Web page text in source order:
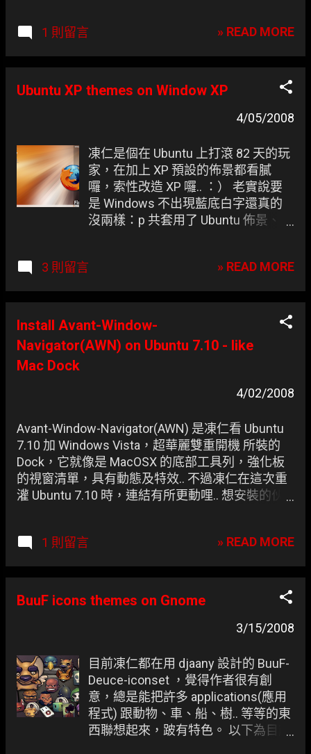
1 則留言
» READ MORE
Ubuntu XP themes on Window XP
4/05/2008
凍仁是個在 Ubuntu 上打滾 82 天的玩
家，在加上 XP 預設的佈景都看膩
囉，索性改造 XP 囉.. ：） 老實說要
是 Windows 不出現藍底白字還真的
沒兩樣：p 共套用了 Ubuntu 佈景、滑
3 則留言 » READ MORE
Install Avant-Window-
Navigator(AWN) on Ubuntu 7.10 - like
Mac Dock
4/02/2008
Avant-Window-Navigator(AWN) 是凍仁看 Ubuntu
7.10 加 Windows Vista，超華麗雙重開機 所裝的
Dock，它就像是 MacOSX 的底部工具列，強化板
的視窗清單，具有動態及特效.. 不過凍仁在這次重
灌 Ubuntu 7.10 時，連結有所更動哩.. 想安裝的伙
0.3.1.bzr215.1~gutsy + awn-core-applets-bzr -
Reacocard AWN-bzr package team 看有無更新消
息。 /* 原本的 link 失效囉 Orz */ 2. 開啟 Ubuntu 應
gutsy main deb-src
http://ppa.launchpad.net/reacocard-awn/ubuntu
gutsy main deb
http://download.tuxfamily.org/syzygy42 gutsy
avant-window-navigator deb-src
1 則留言 » READ MORE
BuuF icons themes on Gnome
3/15/2008
目前凍仁都在用 djaany 設計的 BuuF-
Deuce-iconset ，覺得作者很有創
意，總是能把許多 applications(應用
程式) 跟動物、車、船、樹.. 等等的東
西聯想起來，跛有特色。 以下為目前